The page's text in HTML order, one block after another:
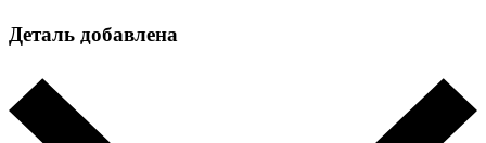
Деталь добавлена